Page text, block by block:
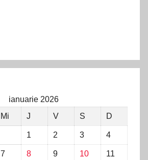
ianuarie 2026
Mi J V S D
1 2 3 4
7 8 9 10 11